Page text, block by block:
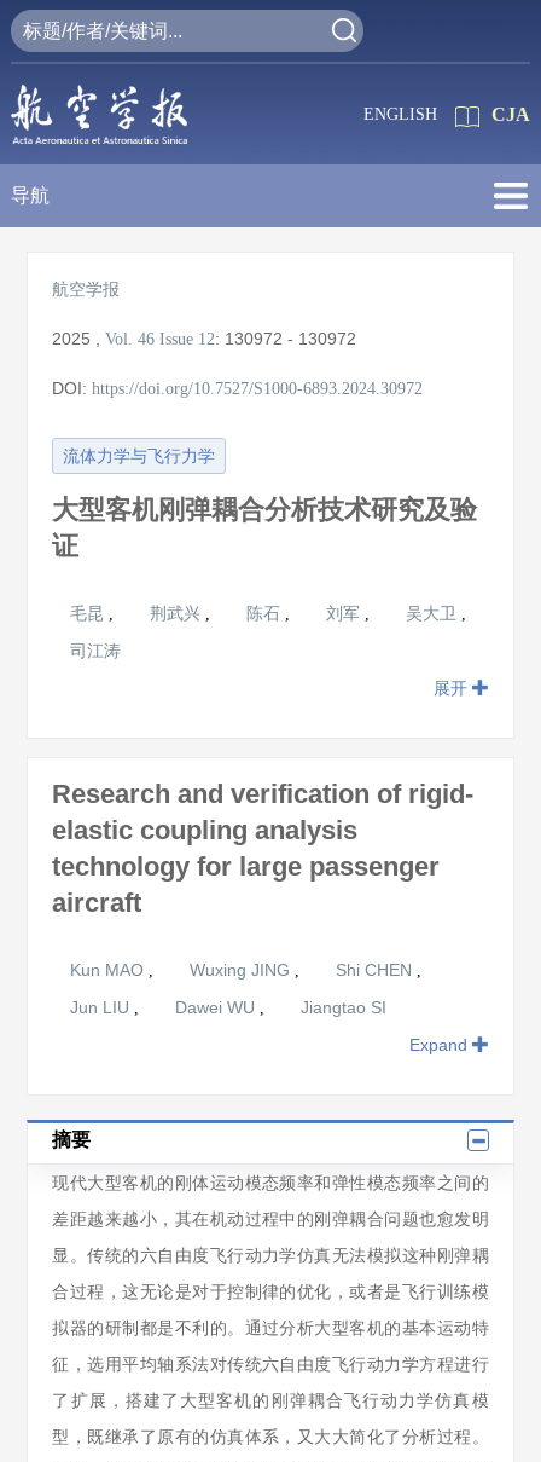
CJA
ENGLISH
导航
航空学报
2025 ,Vol. 46 Issue 12: 130972 - 130972
DOI:https://doi.org/10.7527/S1000-6893.2024.30972
流体力学与飞行力学
大型客机刚弹耦合分析技术研究及验
证
毛昆 , 荆武兴 , 陈石 , 刘军 , 吴大卫 ,
司江涛
展开
Research and verification of rigid-
elastic coupling analysis
technology for large passenger
aircraft
Kun MAO , Wuxing JING , Shi CHEN ,
Jun LIU , Dawei WU ,
Jiangtao SI
Expand
摘要
现代大型客机的刚体运动模态频率和弹性模态频率之间的
差距越来越小，其在机动过程中的刚弹耦合问题也愈发明
显。传统的六自由度飞行动力学仿真无法模拟这种刚弹耦
合过程，这无论是对于控制律的优化，或者是飞行训练模
拟器的研制都是不利的。通过分析大型客机的基本运动特
征，选用平均轴系法对传统六自由度飞行动力学方程进行
了扩展，搭建了大型客机的刚弹耦合飞行动力学仿真模
型，既继承了原有的仿真体系，又大大简化了分析过程。